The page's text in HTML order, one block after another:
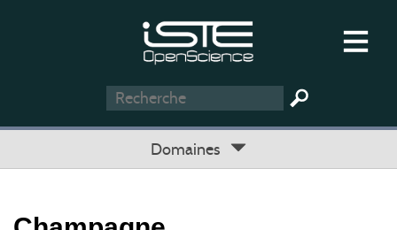
Domaines